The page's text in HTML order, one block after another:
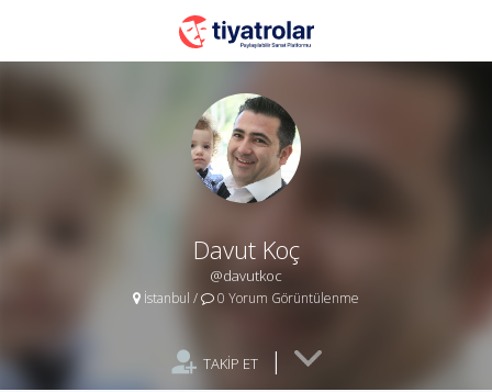
Davut Koç
@davutkoc
İstanbul / 0 Yorum Görüntülenme
TAKİP ET |